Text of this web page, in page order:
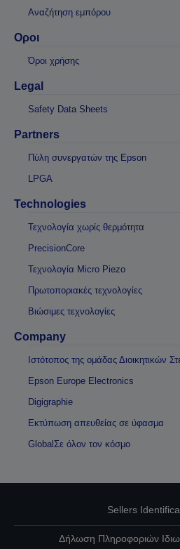
Αναζήτηση εμπόρου
Οροι
Όροι χρήσης
Legal
Safety Data Sheets
Partners
Πύλη συνεργατών της Epson
LPGA
Technologies
Τεχνολογία χωρίς θερμότητα
PrecisionCore
Τεχνολογία Micro Piezo
Πρωτοποριακές τεχνολογίες
Βιώσιμες τεχνολογίες
Company
Ιστότοπος της ομάδας Διοικητικών
Epson Europe Electronics
Digigraphie
Εκτύπωση απευθείας σε ύφασμα
GlobalΣε όλον τον κόσμο
Sellers
Δήλωση Πληροφοριών